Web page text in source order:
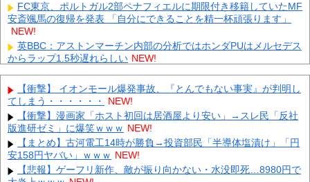
FC東京、ポルトガル2部ペナフィエルに期限付き移籍していたMF
安斎颯馬の復帰を発表 「自分にできることを精一杯頑張ります」
NEW!
英BBC：アストンマーチン内部の分析ではホンダPUはメルセデス
からラップ1.5秒遅れらしい NEW!
元日向坂46・松田好花、食中毒で「腹痛とおう吐と下痢が止まら
ない」原因は夏の風物詩だった NEW!
中国人のリウさん、新エネ車で国境越えたら遠隔操作で30時間ロ
ックされる！ NEW!
中国「大洪水！」中国ダム「決壊」地元民「公式発表より死者多
い！」中国政府「住民拘束！（安否不明」中国当局「救助隊動画も
削除」台風13号「三峡ダム接近中」→
かつて650万部を誇った「週刊少年ジャンプ」、発行部数が初の
100万部割れ
NEW!
【衝撃】 イオンモール爆発事故、『とんでもない事実』が判明し
てしまう・・・・・・
NEW!
【衝撃】漫画家「ホスト初回は居酒屋より安い」→スレ民「反社
版進研ゼミ」に爆笑ｗｗｗ NEW!
【まとめ】古河電工14時が勝負→投資部民「半導体塩漬け」「円
安158円ヤバい」ｗｗｗ NEW!
【悲報】ゲーフリ新作、敵が振り向かない・水没即死…8980円で